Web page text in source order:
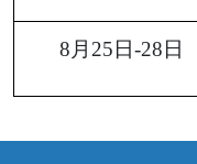
8 月 25日-28日